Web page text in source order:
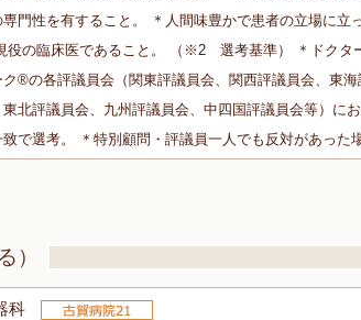
専門性を有すること。 ＊人間味豊かで患者の立場に立
役の臨床医であること。 （※2 選考基準） ＊ドクタ
ク®の各評議員会（関東評議員会、関西評議員会、東
北評議員会、九州評議員会、中四国評議員会等）に
致で選考。 ＊特別顧問・評議員一人でも反対があった
）
科